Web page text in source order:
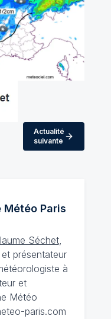
Actualité
suivante
MétéoParis
Séchet,
et présentateur
à
et
Météo
paris.com